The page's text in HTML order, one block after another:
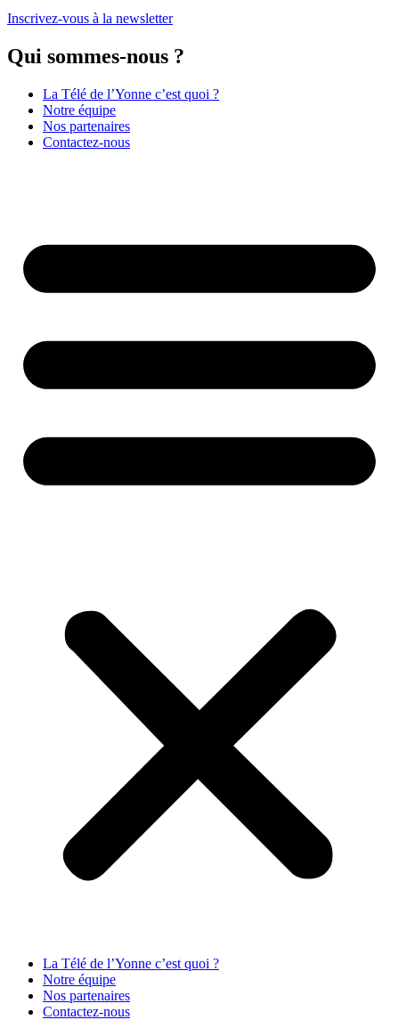
Inscrivez-vous à la newsletter
Qui sommes-nous ?
La Télé de l’Yonne c’est quoi ?
Notre équipe
Nos partenaires
Contactez-nous
La Télé de l’Yonne c’est quoi ?
Notre équipe
Nos partenaires
Contactez-nous